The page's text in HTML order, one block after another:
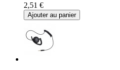
2,51 €
Ajouter au panier